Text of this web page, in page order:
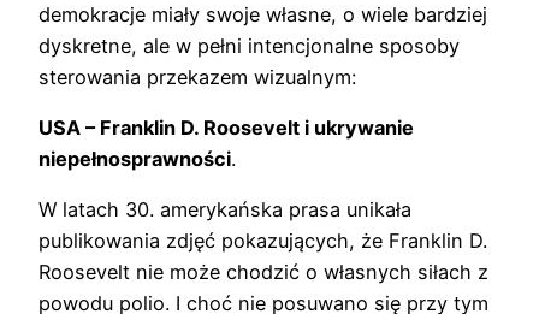
demokracje miały swoje własne, o wiele bardziej
dyskretne, ale w pełni intencjonalne sposoby
sterowania przekazem wizualnym:
USA – Franklin D. Roosevelt i ukrywanie
niepełnosprawności.
W latach 30. amerykańska prasa unikała
publikowania zdjęć pokazujących, że Franklin D.
Roosevelt nie może chodzić o własnych siłach z
powodu polio. I choć nie posuwano się przy tym